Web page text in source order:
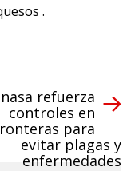
.
refuerza
controles en
para
evitar plagas y
enfermedades